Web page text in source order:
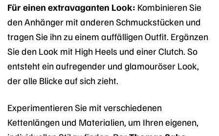
Für einen extravaganten Look: Kombinieren Sie
den Anhänger mit anderen Schmuckstücken und
tragen Sie ihn zu einem auffälligen Outfit. Ergänzen
Sie den Look mit High Heels und einer Clutch. So
entsteht ein aufregender und glamouröser Look,
der alle Blicke auf sich zieht.
Experimentieren Sie mit verschiedenen
Kettenlängen und Materialien, um Ihren eigenen,